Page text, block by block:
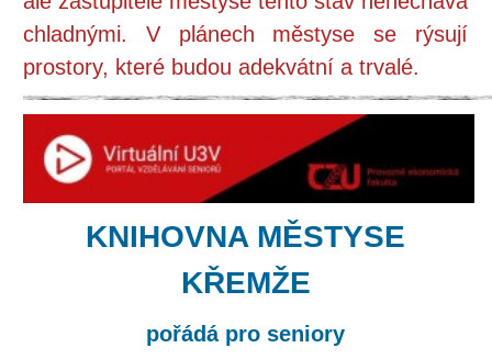
chladnými. V plánech městyse se rýsují
prostory, které budou adekvátní a trvalé.
KNIHOVNA MĚSTYSE
KŘEMŽE
pořádá pro seniory